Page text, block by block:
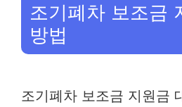
조기폐차 보조금
방법
조기폐차 보조금 지원금